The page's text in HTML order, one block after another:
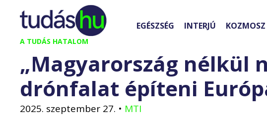
Kilépés
tartalomba
A TUDÁS HATALOM
EGÉSZSÉG INTERJÚ KOZMOSZ
„Magyarország nélkül
drónfalat építeni
2025. szeptember 27. • MTI